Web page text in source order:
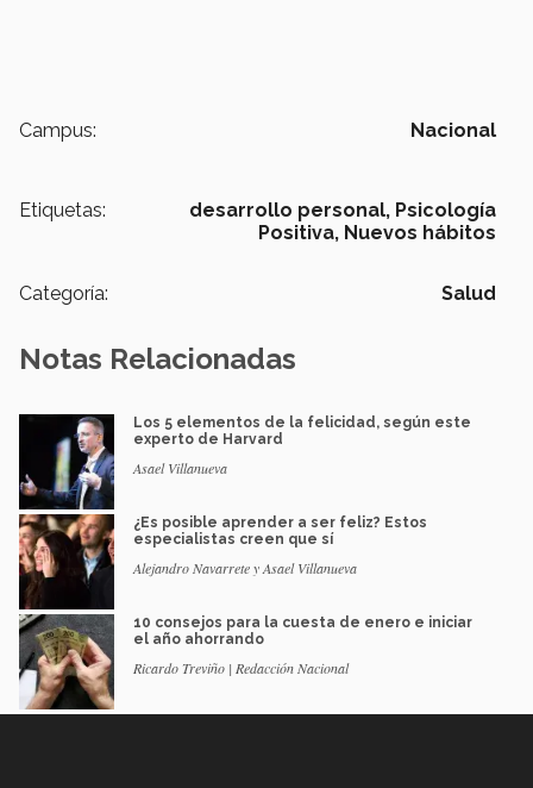
Campus: Nacional
Etiquetas: desarrollo personal, Psicología
Positiva, Nuevos hábitos
Categoría: Salud
Notas Relacionadas
Los 5 elementos de la felicidad, según este
experto de Harvard
Asael Villanueva
¿Es posible aprender a ser feliz? Estos
especialistas creen que sí
Alejandro Navarrete y Asael Villanueva
10 consejos para la cuesta de enero e iniciar
el año ahorrando
Ricardo Treviño | Redacción Nacional